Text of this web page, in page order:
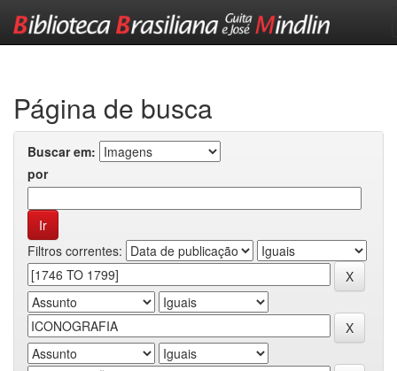
Página de busca
Buscar em:
por
Filtros correntes: